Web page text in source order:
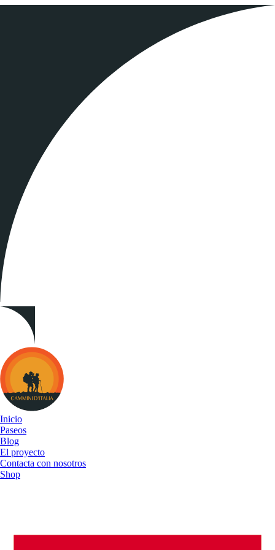
Cammini
d&#039;Italia
Inicio
Paseos
Blog
El proyecto
Contacta con nosotros
Shop